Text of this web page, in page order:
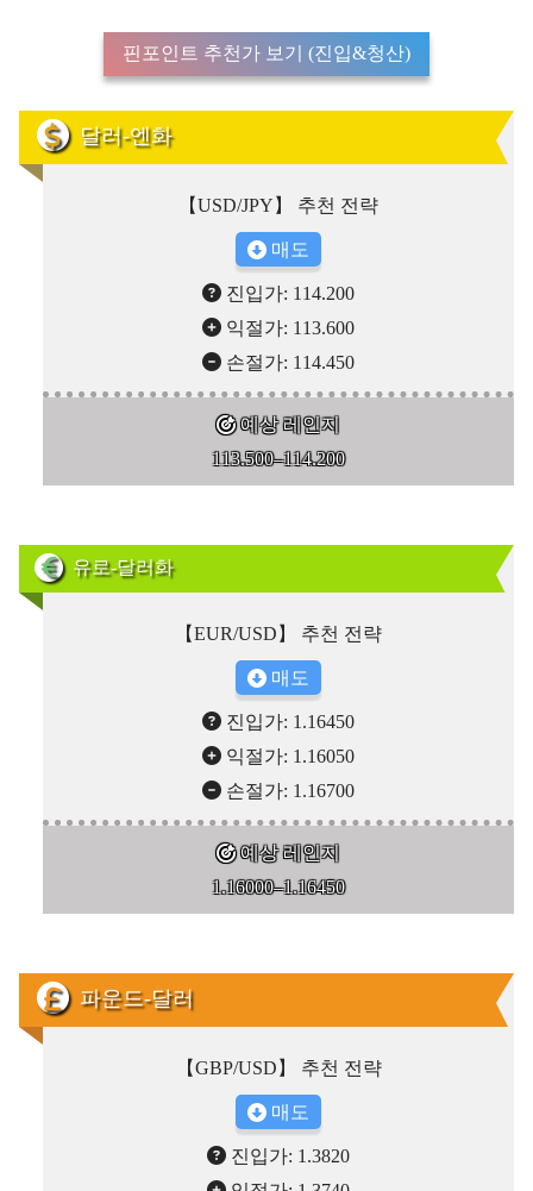
핀포인트 추천가 보기 (진입&청산)
달러-엔화
【USD/JPY】 추천 전략
매도
진입가: 114.200
익절가: 113.600
손절가: 114.450
예상 레인지
113.500–114.200
유로-달러화
【EUR/USD】 추천 전략
매도
진입가: 1.16450
익절가: 1.16050
손절가: 1.16700
예상 레인지
1.16000–1.16450
파운드-달러
【GBP/USD】 추천 전략
매도
진입가: 1.3820